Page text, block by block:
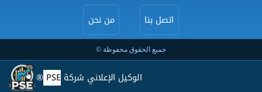
اتصل بنا من نحن
جميع الحقوق محفوظة ©
الوكيل الإعلاني شركة PSE
®